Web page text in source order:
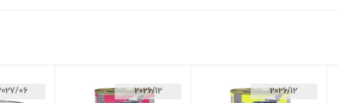
2026/12
2026/12
06